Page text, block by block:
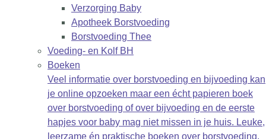
Verzorging Baby
Apotheek Borstvoeding
Borstvoeding Thee
Voeding- en Kolf BH
Boeken
Veel informatie over borstvoeding en bijvoeding kan
je online opzoeken maar een écht papieren boek
over borstvoeding of over bijvoeding en de eerste
hapjes voor baby mag niet missen in je huis. Leuke,
leerzame én praktische boeken over borstvoeding,